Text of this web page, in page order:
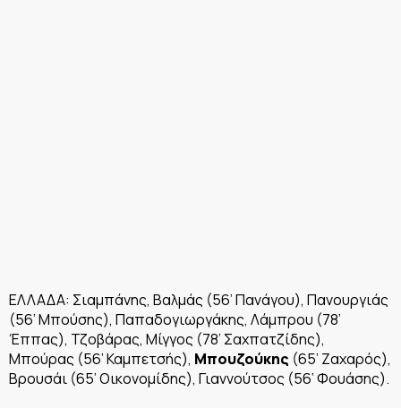
ΕΛΛΑΔΑ: Σιαμπάνης, Βαλμάς (56’ Πανάγου), Πανουργιάς
(56’ Μπούσης), Παπαδογιωργάκης, Λάμπρου (78’
Έππας), Τζοβάρας, Μίγγος (78’ Σαχπατζίδης),
Μπούρας (56’ Καμπετσής), Μπουζούκης (65’ Ζαχαρός),
Βρουσάι (65’ Οικονομίδης), Γιαννούτσος (56’ Φουάσης).